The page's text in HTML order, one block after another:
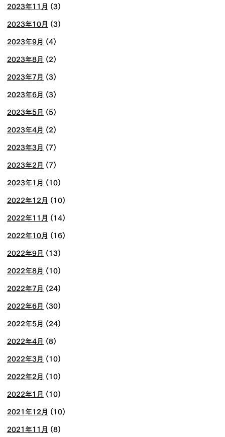
2023年11月 (3)
2023年10月 (3)
2023年9月 (4)
2023年8月 (2)
2023年7月 (3)
2023年6月 (3)
2023年5月 (5)
2023年4月 (2)
2023年3月 (7)
2023年2月 (7)
2023年1月 (10)
2022年12月 (10)
2022年11月 (14)
2022年10月 (16)
2022年9月 (13)
2022年8月 (10)
2022年7月 (24)
2022年6月 (30)
2022年5月 (24)
2022年4月 (8)
2022年3月 (10)
2022年2月 (10)
2022年1月 (10)
2021年12月 (10)
2021年11月 (8)